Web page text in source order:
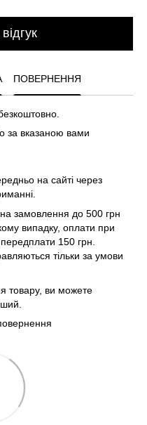
ПОВЕРНЕННЯ
за вказаною вами
на сайті через
замовлення до 500 грн
випадку, оплати при
150 грн.
тільки за умови
товару, ви можете